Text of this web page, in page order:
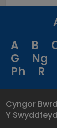
A
B
G
Ng
Ph
R
Cyngor
Y